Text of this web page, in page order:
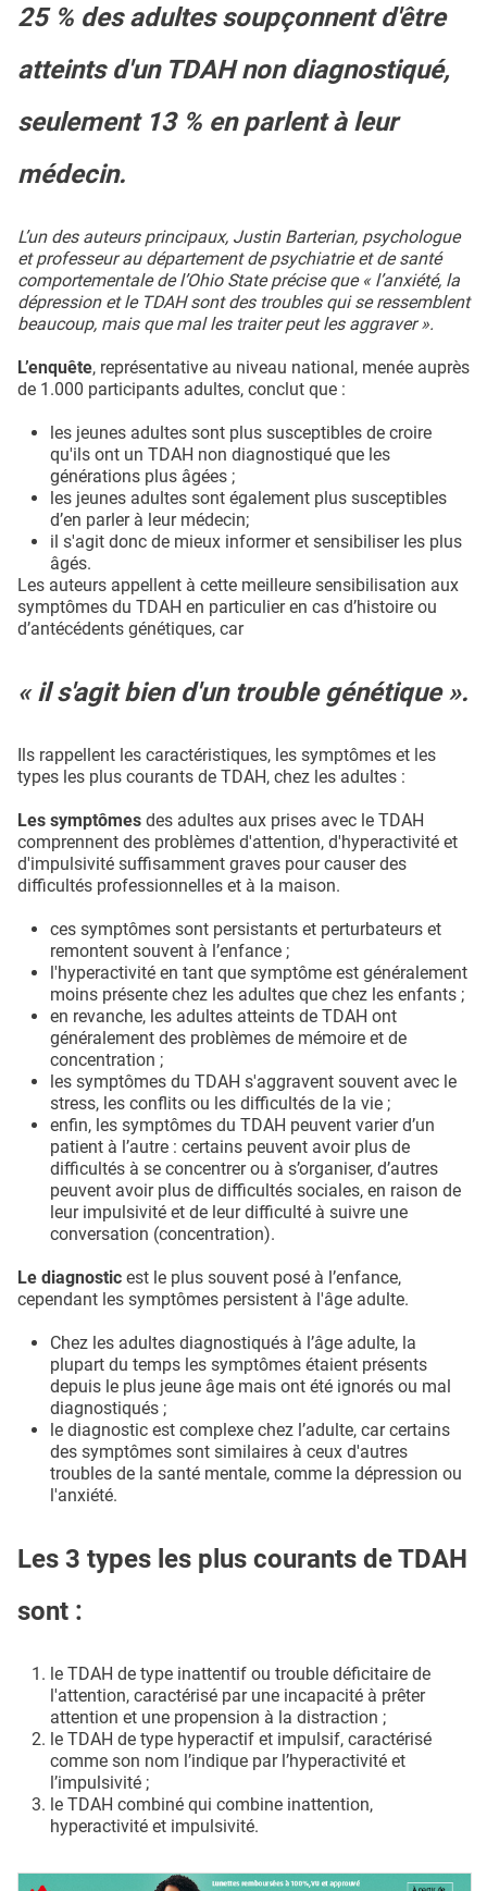
25 % des adultes soupçonnent d'être
atteints d'un TDAH non diagnostiqué,
seulement 13 % en parlent à leur
médecin.
L’un des auteurs principaux, Justin Barterian, psychologue
et professeur au département de psychiatrie et de santé
comportementale de l’Ohio State précise que « l’anxiété, la
dépression et le TDAH sont des troubles qui se ressemblent
beaucoup, mais que mal les traiter peut les aggraver ».
L’enquête, représentative au niveau national, menée auprès
de 1.000 participants adultes, conclut que :
les jeunes adultes sont plus susceptibles de croire
qu'ils ont un TDAH non diagnostiqué que les
générations plus âgées ;
les jeunes adultes sont également plus susceptibles
d’en parler à leur médecin;
il s'agit donc de mieux informer et sensibiliser les plus
âgés.
Les auteurs appellent à cette meilleure sensibilisation aux
symptômes du TDAH en particulier en cas d’histoire ou
d’antécédents génétiques, car
« il s'agit bien d'un trouble génétique ».
Ils rappellent les caractéristiques, les symptômes et les
types les plus courants de TDAH, chez les adultes :
Les symptômes des adultes aux prises avec le TDAH
comprennent des problèmes d'attention, d'hyperactivité et
d'impulsivité suffisamment graves pour causer des
difficultés professionnelles et à la maison.
ces symptômes sont persistants et perturbateurs et
remontent souvent à l’enfance ;
l'hyperactivité en tant que symptôme est généralement
moins présente chez les adultes que chez les enfants ;
en revanche, les adultes atteints de TDAH ont
généralement des problèmes de mémoire et de
concentration ;
les symptômes du TDAH s'aggravent souvent avec le
stress, les conflits ou les difficultés de la vie ;
enfin, les symptômes du TDAH peuvent varier d’un
patient à l’autre : certains peuvent avoir plus de
difficultés à se concentrer ou à s’organiser, d’autres
peuvent avoir plus de difficultés sociales, en raison de
leur impulsivité et de leur difficulté à suivre une
conversation (concentration).
Le diagnostic est le plus souvent posé à l’enfance,
cependant les symptômes persistent à l'âge adulte.
Chez les adultes diagnostiqués à l’âge adulte, la
plupart du temps les symptômes étaient présents
depuis le plus jeune âge mais ont été ignorés ou mal
diagnostiqués ;
le diagnostic est complexe chez l’adulte, car certains
des symptômes sont similaires à ceux d'autres
troubles de la santé mentale, comme la dépression ou
l'anxiété.
Les 3 types les plus courants de TDAH
sont :
le TDAH de type inattentif ou trouble déficitaire de
l'attention, caractérisé par une incapacité à prêter
attention et une propension à la distraction ;
le TDAH de type hyperactif et impulsif, caractérisé
comme son nom l’indique par l’hyperactivité et
l’impulsivité ;
le TDAH combiné qui combine inattention,
hyperactivité et impulsivité.